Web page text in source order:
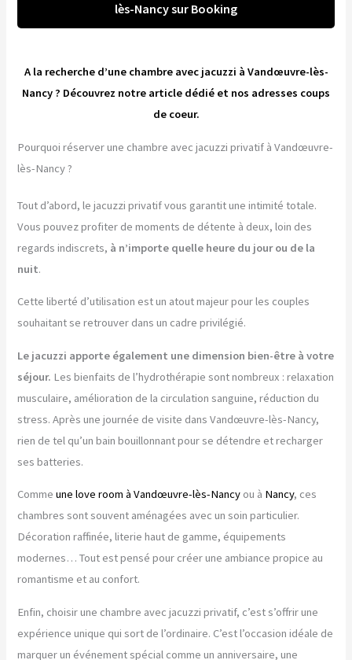
lès-Nancy sur Booking
A la recherche d’une chambre avec jacuzzi à Vandœuvre-lès-
Nancy ? Découvrez notre article dédié et nos adresses coups
de coeur.
Pourquoi réserver une chambre avec jacuzzi privatif à Vandœuvre-
lès-Nancy ?
Tout d’abord, le jacuzzi privatif vous garantit une intimité totale.
Vous pouvez profiter de moments de détente à deux, loin des
regards indiscrets, à n’importe quelle heure du jour ou de la
nuit.
Cette liberté d’utilisation est un atout majeur pour les couples
souhaitant se retrouver dans un cadre privilégié.
Le jacuzzi apporte également une dimension bien-être à votre
séjour. Les bienfaits de l’hydrothérapie sont nombreux : relaxation
musculaire, amélioration de la circulation sanguine, réduction du
stress. Après une journée de visite dans Vandœuvre-lès-Nancy,
rien de tel qu’un bain bouillonnant pour se détendre et recharger
ses batteries.
Comme une love room à Vandœuvre-lès-Nancy ou à Nancy, ces
chambres sont souvent aménagées avec un soin particulier.
Décoration raffinée, literie haut de gamme, équipements
modernes… Tout est pensé pour créer une ambiance propice au
romantisme et au confort.
Enfin, choisir une chambre avec jacuzzi privatif, c’est s’offrir une
expérience unique qui sort de l’ordinaire. C’est l’occasion idéale de
marquer un événement spécial comme un anniversaire, une